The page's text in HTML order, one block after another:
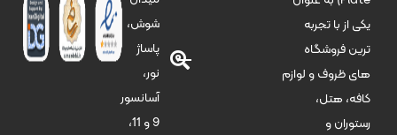
یکی از با تجربه
ترین فروشگاه
های ظروف و لوازم
کافه، هتل،
رستوران و
شوش،
پاساژ
نور،
آسانسور
9 و 11،